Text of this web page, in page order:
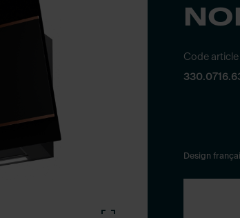
Code article
Design